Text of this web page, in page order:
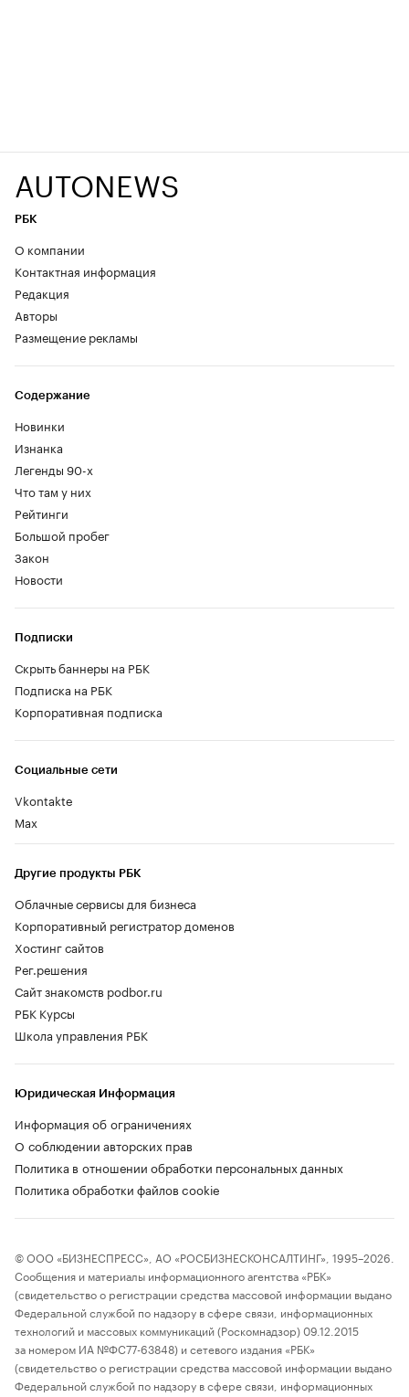
AUTONEWS
РБК
О компании
Контактная информация
Редакция
Авторы
Размещение рекламы
Содержание
Новинки
Изнанка
Легенды 90-х
Что там у них
Рейтинги
Большой пробег
Закон
Новости
Социальные сети
Vkontakte
Max
Другие продукты РБК
Облачные сервисы для бизнеса
Корпоративный регистратор доменов
Хостинг сайтов
Рег.решения
Сайт знакомств podbor.ru
РБК Курсы
Школа управления РБК
Подписки
Скрыть баннеры на РБК
Подписка на РБК
Корпоративная подписка
Юридическая Информация
Информация об ограничениях
О соблюдении авторских прав
Политика в отношении обработки персональных данных
Политика обработки файлов cookie
© ООО «БИЗНЕСПРЕСС», АО «РОСБИЗНЕСКОНСАЛТИНГ», 1995–2026.
Сообщения и материалы информационного агентства «РБК»
(свидетельство о регистрации средства массовой информации выдано
Федеральной службой по надзору в сфере связи, информационных
технологий и массовых коммуникаций (Роскомнадзор) 09.12.2015
за номером ИА №ФС77-63848) и сетевого издания «РБК»
(свидетельство о регистрации средства массовой информации выдано
Федеральной службой по надзору в сфере связи, информационных